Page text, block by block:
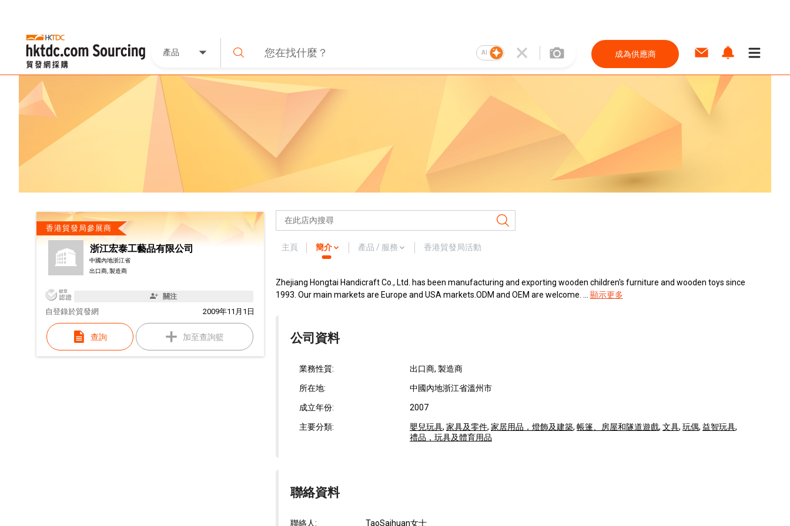
產品 AI 成為供應商
香港貿發局參展商
浙江宏泰工藝品有限公司
中國內地浙江省
出口商, 製造商
關注
自 2009年11月1日
登錄於貿發網
查詢 加至查詢籃
主頁 簡介 產品 / 服務 香港貿發局活動
Zhejiang Hongtai Handicraft Co., Ltd. has been manufacturing and exporting wooden children's furniture and wooden toys since
1993. Our main markets are Europe and USA markets.ODM and OEM are welcome. ...
顯示更多
公司資料
業務性質: 出口商, 製造商
所在地: 中國內地浙江省溫州市
成立年份: 2007
主要分類: 嬰兒玩具, 家具及零件, 家居用品，燈飾及建築, 帳篷、房屋和隧道遊戲, 文具, 玩偶, 益智玩具,
禮品，玩具及體育用品
聯絡資料
聯絡人: TaoSaihuan女士